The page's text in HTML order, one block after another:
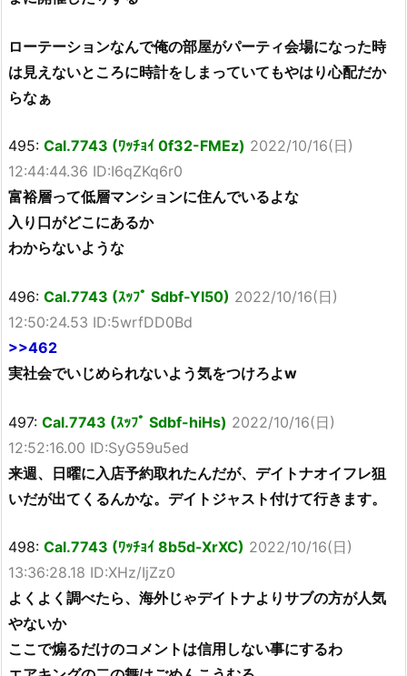
ローテーションなんで俺の部屋がパーティ会場になった時
は見えないところに時計をしまっていてもやはり心配だか
らなぁ
495: Cal.7743 (ﾜｯﾁｮｲ 0f32-FMEz) 2022/10/16(日)
12:44:44.36 ID:I6qZKq6r0
富裕層って低層マンションに住んでいるよな
入り口がどこにあるか
わからないような
496: Cal.7743 (ｽｯﾌﾟ Sdbf-YI50) 2022/10/16(日)
12:50:24.53 ID:5wrfDD0Bd
>>462
実社会でいじめられないよう気をつけろよw
497: Cal.7743 (ｽｯﾌﾟ Sdbf-hiHs) 2022/10/16(日)
12:52:16.00 ID:SyG59u5ed
来週、日曜に入店予約取れたんだが、デイトナオイフレ狙
いだが出てくるんかな。デイトジャスト付けて行きます。
498: Cal.7743 (ﾜｯﾁｮｲ 8b5d-XrXC) 2022/10/16(日)
13:36:28.18 ID:XHz/IjZz0
よくよく調べたら、海外じゃデイトナよりサブの方が人気
やないか
ここで煽るだけのコメントは信用しない事にするわ